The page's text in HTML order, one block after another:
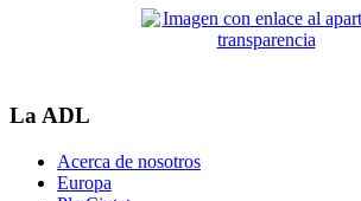
La ADL
Acerca de nosotros
Europa